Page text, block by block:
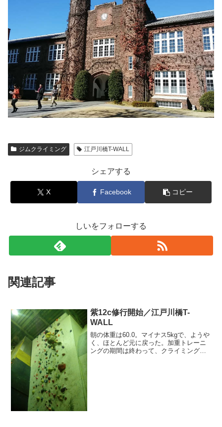
ジムクライミング 江戸川橋T-WALL
シェアする
X Facebook コピー
しいをフォローする
関連記事
紫12c修行開始／江戸川橋T-
WALL
朝の体重は60.0。マイナス5kgで、ようや
く、ほとんど元に戻った。加重トレーニ
ングの期間は終わって、クライミングの